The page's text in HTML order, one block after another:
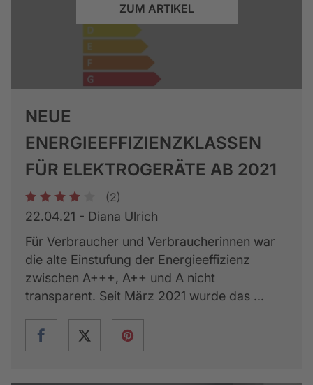
ZUM ARTIKEL
NEUE
ENERGIEEFFIZIENZKLASSEN
FÜR ELEKTROGERÄTE AB 2021
1 2 3 4 (2)
22.04.21 - Diana Ulrich
Für Verbraucher und Verbraucherinnen war
die alte Einstufung der Energieeffizienz
zwischen A+++, A++ und A nicht
transparent. Seit März 2021 wurde das ...